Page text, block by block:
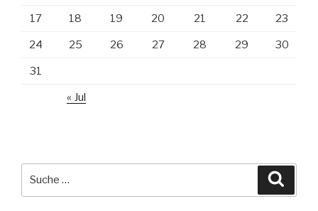
17 18 19 20 21 22 23
24 25 26 27 28 29 30
31
« Jul